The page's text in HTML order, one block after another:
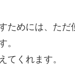
ためには、た
。
てくれます。